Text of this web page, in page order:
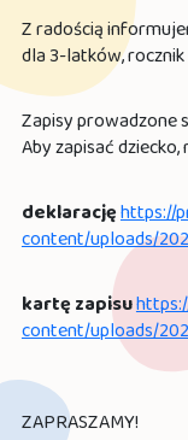
Z radością
dla 3-latków,
Zapisy prowadzone
Aby zapisać dziecko,
deklaracjęhttps://
content/uploads/
kartę zapisu
content/uploads/
ZAPRASZAMY!